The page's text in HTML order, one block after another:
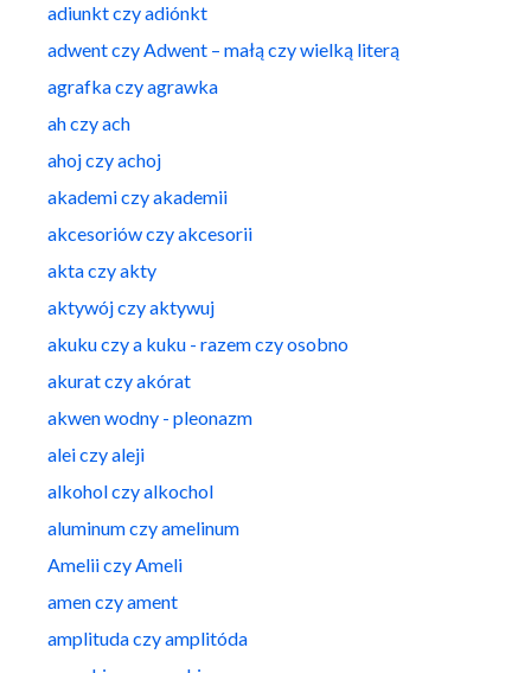
adiunkt czy adiónkt
adwent czy Adwent – małą czy wielką literą
agrafka czy agrawka
ah czy ach
ahoj czy achoj
akademi czy akademii
akcesoriów czy akcesorii
akta czy akty
aktywój czy aktywuj
akuku czy a kuku - razem czy osobno
akurat czy akórat
akwen wodny - pleonazm
alei czy aleji
alkohol czy alkochol
aluminum czy amelinum
Amelii czy Ameli
amen czy ament
amplituda czy amplitóda